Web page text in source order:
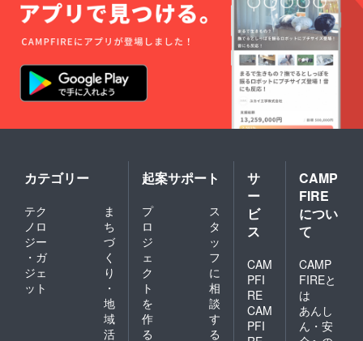
カテゴリー
テク
ノロ
ジー
・ガ
ジェ
ット
ま
ち
づ
く
り
・
地
域
活
起案サポート
プ
ロ
ジ
ェ
ク
ト
を
作
る
ス
タ
ッ
フ
に
相
談
す
る
サ
ー
ビ
ス
CAM
PFI
RE
CAM
PFI
CAMP
FIRE
につい
て
CAMP
FIREと
は
あんし
ん・安